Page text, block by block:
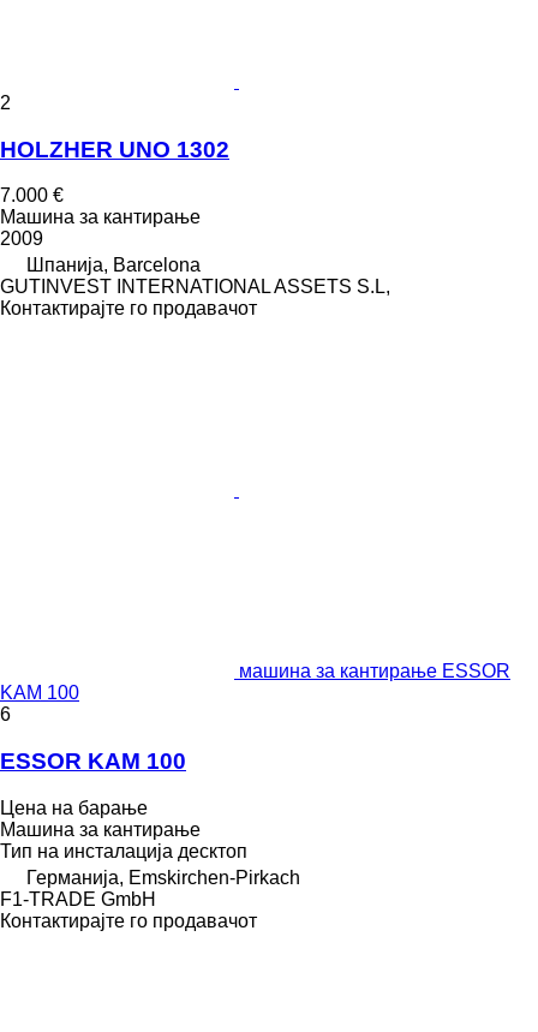
2
HOLZHER UNO 1302
7.000 €
Машина за кантирање
2009
Шпанија, Barcelona
GUTINVEST INTERNATIONAL ASSETS S.L,
Контактирајте го продавачот
машина за кантирање ESSOR
KAM 100
6
ESSOR KAM 100
Цена на барање
Машина за кантирање
Тип на инсталација десктоп
Германија, Emskirchen-Pirkach
F1-TRADE GmbH
Контактирајте го продавачот